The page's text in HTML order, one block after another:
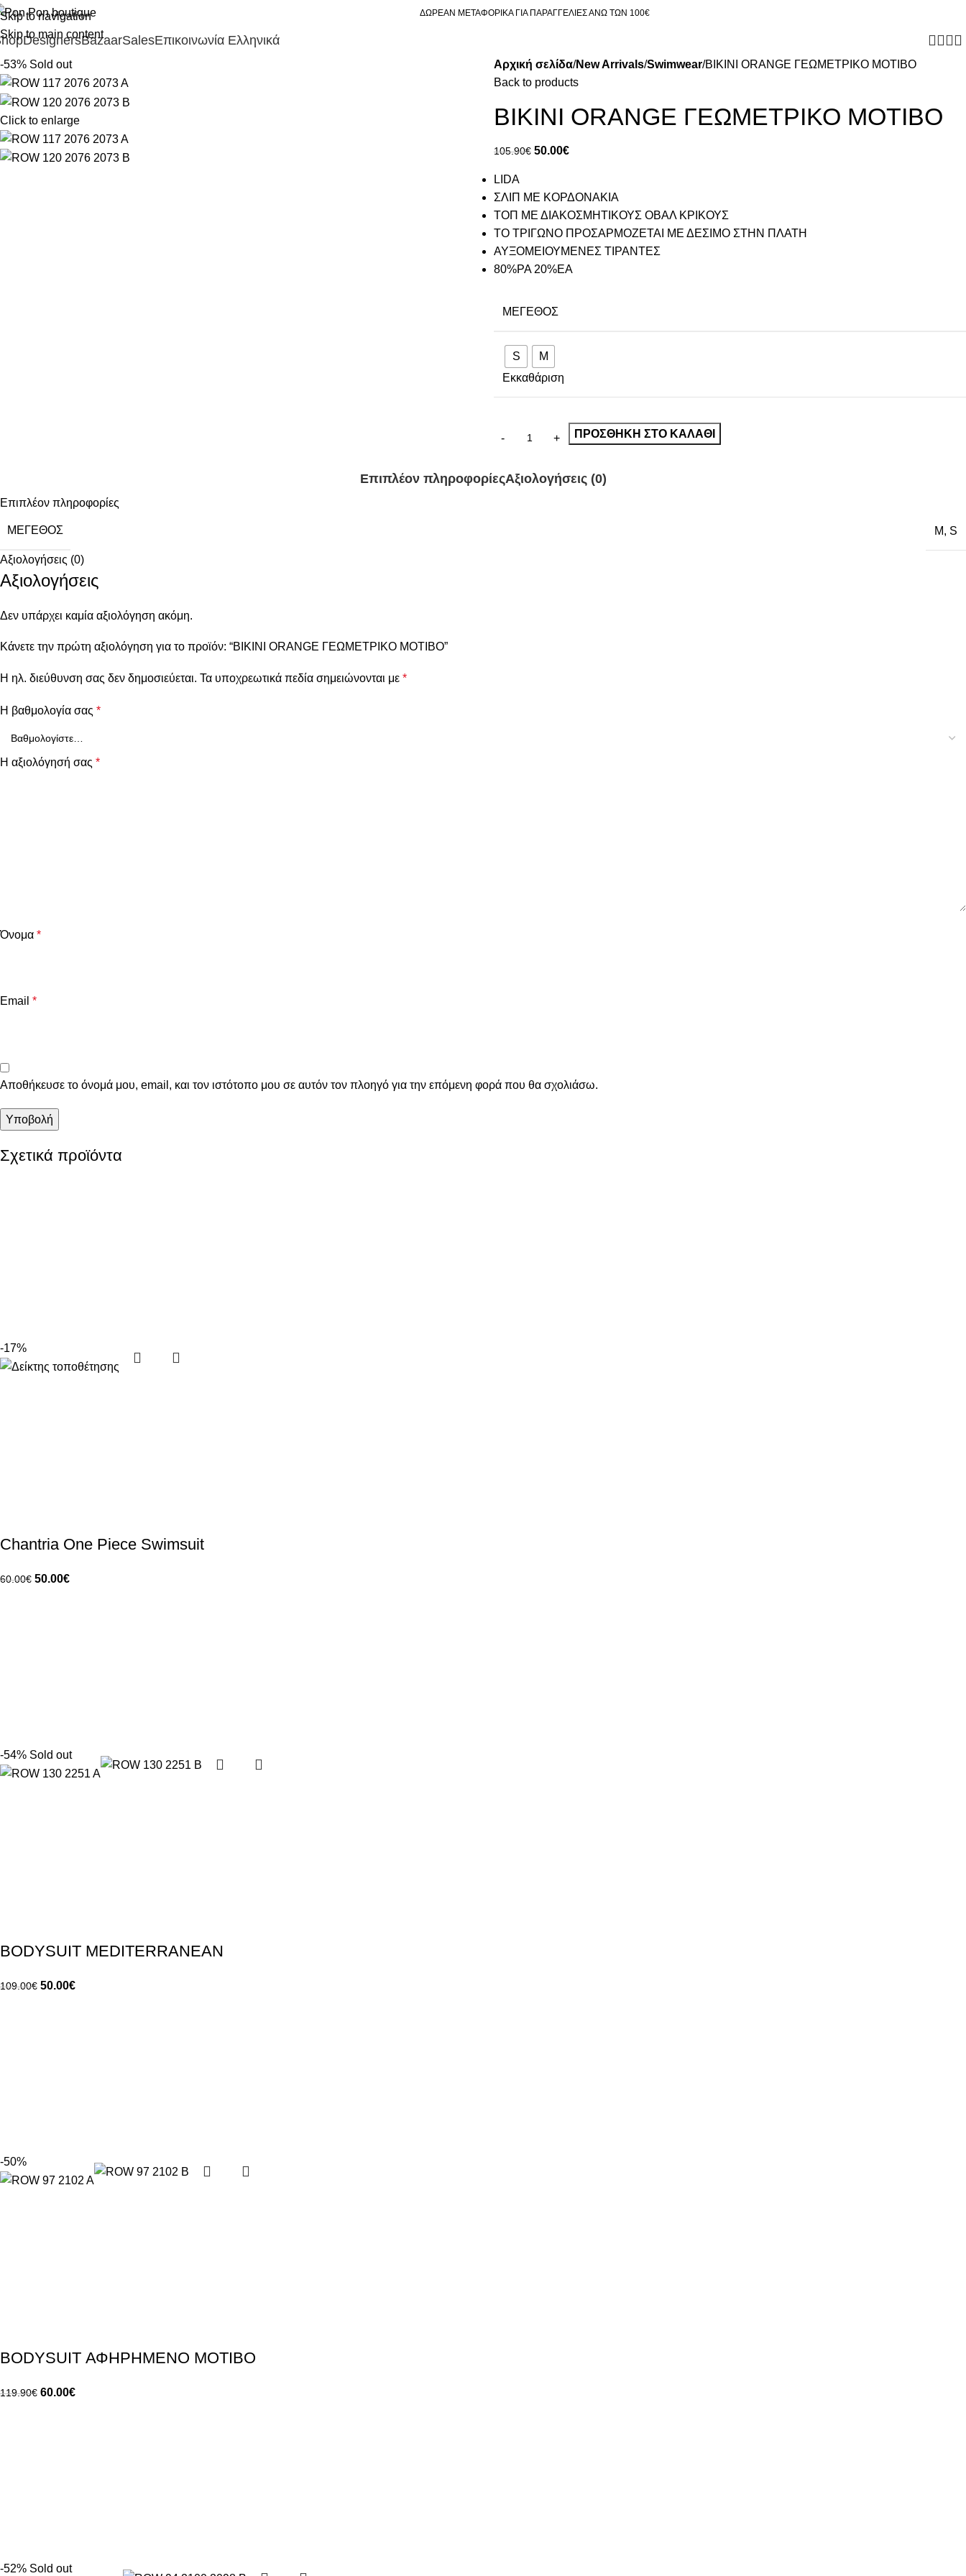
Skip to navigation
Skip to main content
ΔΩΡΕΑΝ ΜΕΤΑΦΟΡΙΚΑ ΓΙΑ ΠΑΡΑΓΓΕΛΙΕΣ ΑΝΩ ΤΩΝ 100€
DesignersBazaarSalesΕπικοινωνία Ελληνικά
-53% Sold out
Click to enlarge
Αρχική σελίδα New Arrivals Swimwear BIKINI ORANGE ΓΕΩΜΕΤΡΙΚΟ ΜΟΤΙΒΟ
Back to products
BIKINI ORANGE ΓΕΩΜΕΤΡΙΚΟ ΜΟΤΙΒΟ
105.90€ 50.00€
LIDA
ΣΛΙΠ ΜΕ ΚΟΡΔΟΝΑΚΙΑ
ΤΟΠ ΜΕ ΔΙΑΚΟΣΜΗΤΙΚΟΥΣ ΟΒΑΛ ΚΡΙΚΟΥΣ
ΤΟ ΤΡΙΓΩΝΟ ΠΡΟΣΑΡΜΟΖΕΤΑΙ ΜΕ ΔΕΣΙΜΟ ΣΤΗΝ ΠΛΑΤΗ
ΑΥΞΟΜΕΙΟΥΜΕΝΕΣ ΤΙΡΑΝΤΕΣ
80%PA 20%EA
ΜΈΓΕΘΟΣ
S
M
Εκκαθάριση
ΠΡΟΣΘΉΚΗ ΣΤΟ ΚΑΛΆΘΙ
Επιπλέον πληροφορίεςΑξιολογήσεις (0)
Επιπλέον πληροφορίες
ΜΈΓΕΘΟΣ M, S
Αξιολογήσεις (0)
Αξιολογήσεις
Δεν υπάρχει καμία αξιολόγηση ακόμη.
Κάνετε την πρώτη αξιολόγηση για το προϊόν: “BIKINI ORANGE ΓΕΩΜΕΤΡΙΚΟ ΜΟΤΙΒΟ”
Η ηλ. διεύθυνση σας δεν δημοσιεύεται. Τα υποχρεωτικά πεδία σημειώνονται με *
Η βαθμολογία σας *
Η αξιολόγησή σας *
Όνομα *
Email *
Αποθήκευσε το όνομά μου, email, και τον ιστότοπο μου σε αυτόν τον πλοηγό για την επόμενη φορά που θα σχολιάσω.
Σχετικά προϊόντα
-17%
Chantria One Piece Swimsuit
60.00€ 50.00€
-54% Sold out
BODYSUIT MEDITERRANEAN
109.00€ 50.00€
-50%
BODYSUIT ΑΦΗΡΗΜΕΝΟ ΜΟΤΙΒΟ
119.90€ 60.00€
-52% Sold out